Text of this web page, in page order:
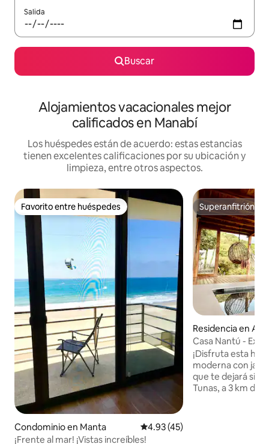
Salida
Buscar
Alojamientos vacacionales mejor
calificados en Manabí
Los huéspedes están de acuerdo: estas estancias
tienen excelentes calificaciones por su ubicación y
limpieza, entre otros aspectos.
Favorito entre huéspedes
Favorito entre huéspedes
Condominio en Manta Calificación promedio: 4.93 de
4.93 (45)
¡Frente al mar! ¡Vistas increíbles!
Superanfitrión
Superanfitrión
Residencia en
Casa Nantú -
Vista al Mar
¡Disfruta esta
moderna con
que te dejará sin
Tunas, a 3 km de